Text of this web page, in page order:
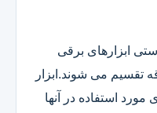
ابزارهای برقی
تقسیم می شوند.ابزار
مورد استفاده در آنها